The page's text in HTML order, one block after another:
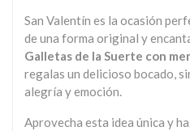
San Valentín es la ocasión
de una forma original y
Galletas de la Suerte con
regalas un delicioso bocado,
alegría y emoción.
Aprovecha esta idea única y